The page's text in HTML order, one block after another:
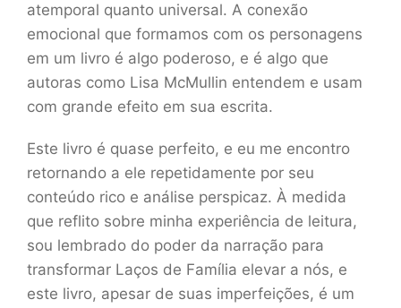
atemporal quanto universal. A conexão
emocional que formamos com os personagens
em um livro é algo poderoso, e é algo que
autoras como Lisa McMullin entendem e usam
com grande efeito em sua escrita.
Este livro é quase perfeito, e eu me encontro
retornando a ele repetidamente por seu
conteúdo rico e análise perspicaz. À medida
que reflito sobre minha experiência de leitura,
sou lembrado do poder da narração para
transformar Laços de Família elevar a nós, e
este livro, apesar de suas imperfeições, é um